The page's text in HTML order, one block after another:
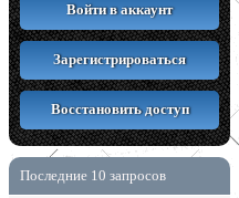
Войти в аккаунт
Зарегистрироваться
Восстановить доступ
Последние 10 запросов